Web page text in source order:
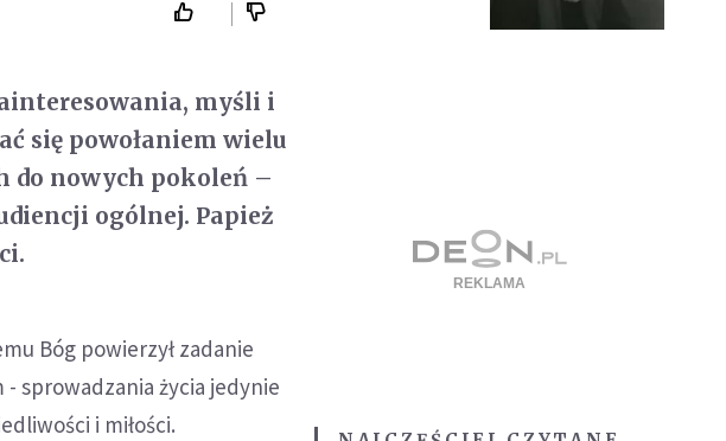
myśli i
się powołaniem wielu
do nowych pokoleń –
ogólnej. Papież
Bóg powierzył zadanie
sprowadzania życia jedynie
i miłości.